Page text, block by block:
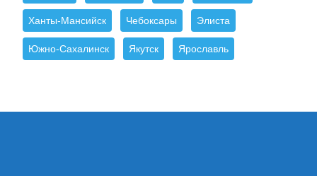
Ханты-Мансийск Чебоксары Элиста
Южно-Сахалинск Якутск Ярославль